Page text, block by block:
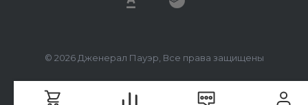
© 2026 Дженерал Пауэр, Все права защищены